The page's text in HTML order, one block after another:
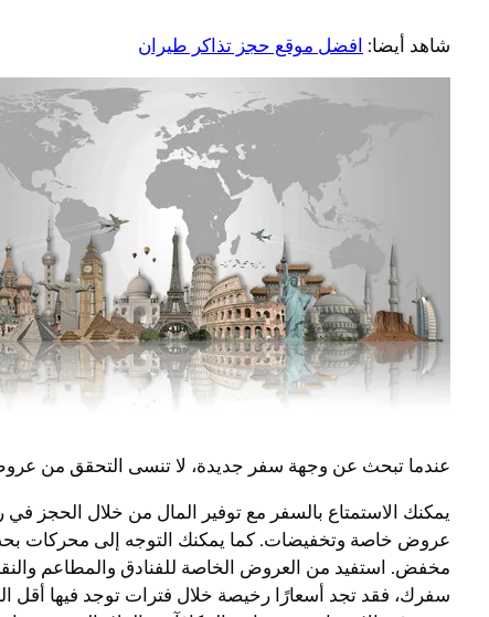
شاهد أيضا: افضل موقع حجز تذاكر طيران
عندما تبحث عن وجهة سفر جديدة، لا تنسى التحقق من
يمكنك الاستمتاع بالسفر مع توفير المال من خلال
عروض خاصة وتخفيضات. كما يمكنك التوجه إلى محركات
مخفض. استفيد من العروض الخاصة للفنادق والمطاعم
سفرك، فقد تجد أسعارًا رخيصة خلال فترات توجد فيها أقل